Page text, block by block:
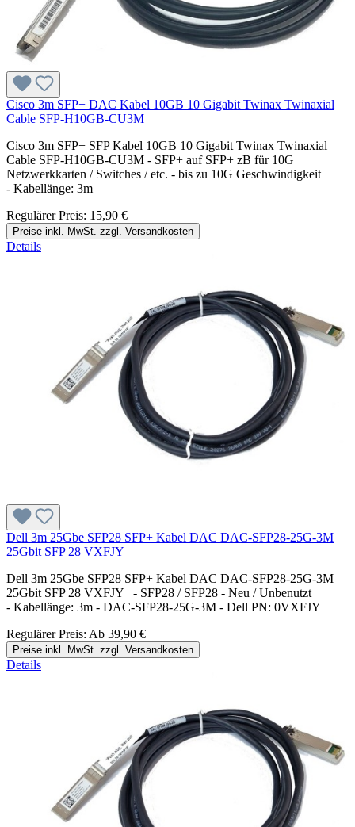
Cisco 3m SFP+ DAC Kabel 10GB 10 Gigabit Twinax Twinaxial
Cable SFP-H10GB-CU3M
Cisco 3m SFP+ SFP Kabel 10GB 10 Gigabit Twinax Twinaxial
Cable SFP-H10GB-CU3M - SFP+ auf SFP+ zB für 10G
Netzwerkkarten / Switches / etc. - bis zu 10G Geschwindigkeit
- Kabellänge: 3m
Regulärer Preis: 15,90 €
Preise inkl. MwSt. zzgl. Versandkosten
Details
Dell 3m 25Gbe SFP28 SFP+ Kabel DAC DAC-SFP28-25G-3M
25Gbit SFP 28 VXFJY
Dell 3m 25Gbe SFP28 SFP+ Kabel DAC DAC-SFP28-25G-3M
25Gbit SFP 28 VXFJY - SFP28 / SFP28 - Neu / Unbenutzt
- Kabellänge: 3m - DAC-SFP28-25G-3M - Dell PN: 0VXFJY
Regulärer Preis: Ab 39,90 €
Preise inkl. MwSt. zzgl. Versandkosten
Details